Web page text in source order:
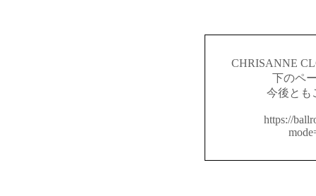
CHRISANNE
下のペ
今後とも
https://